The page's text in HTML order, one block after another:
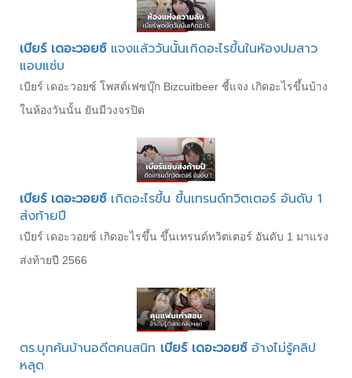
เบียร์ เดอะวอยซ์แจงแล้ววันนั้นเกิดอะไรขึ้นในห้องปมสาว
แอบแซ่บ
เบียร์ เดอะวอยซ์ โพสต์เฟซบุ๊ก Bizcuitbeer ชี้แจง เกิดอะไรขึ้นบ้าง
ในห้องวันนั้น ยันมีวงจรปิด
เบียร์ เดอะวอยซ์เกิดอะไรขึ้น ขึ้นเทรนด์ทวิตเตอร์ อันดับ 1
ส่งท้ายปี
เบียร์ เดอะวอยซ์ เกิดอะไรขึ้น ขึ้นเทรนด์ทวิตเตอร์ อันดับ 1 มาแรง
ส่งท้ายปี 2566
ตร.บุกค้นบ้านอดีตคนสนิท เบียร์ เดอะวอยซ์อ้างไม่รู้คลิป
หลุด